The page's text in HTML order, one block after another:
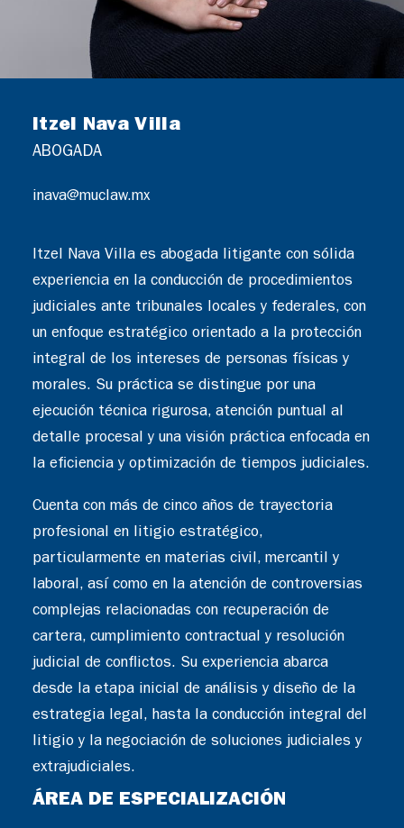
Itzel Nava Villa
ABOGADA
inava@muclaw.mx
Itzel Nava Villa es abogada litigante con sólida
experiencia en la conducción de procedimientos
judiciales ante tribunales locales y federales, con
un enfoque estratégico orientado a la protección
integral de los intereses de personas físicas y
morales. Su práctica se distingue por una
ejecución técnica rigurosa, atención puntual al
detalle procesal y una visión práctica enfocada en
la eficiencia y optimización de tiempos judiciales.
Cuenta con más de cinco años de trayectoria
profesional en litigio estratégico,
particularmente en materias civil, mercantil y
laboral, así como en la atención de controversias
complejas relacionadas con recuperación de
cartera, cumplimiento contractual y resolución
judicial de conflictos. Su experiencia abarca
desde la etapa inicial de análisis y diseño de la
estrategia legal, hasta la conducción integral del
litigio y la negociación de soluciones judiciales y
extrajudiciales.
ÁREA DE ESPECIALIZACIÓN